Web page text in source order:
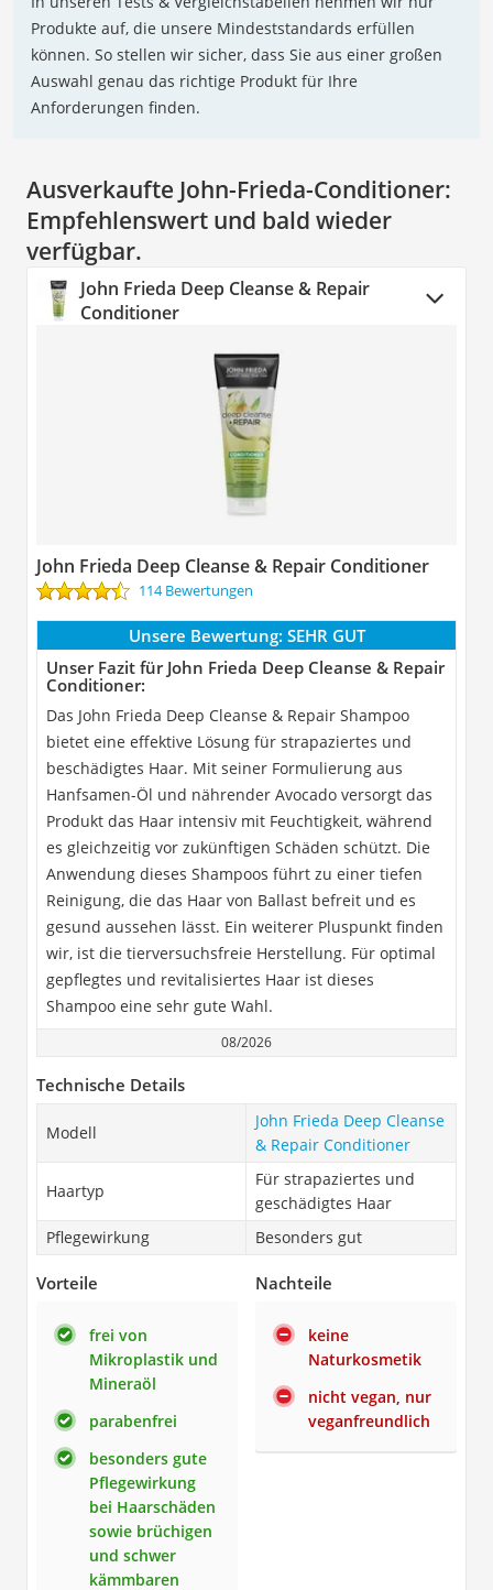
Produkte auf, die unsere Mindeststandards erfüllen
können. So stellen wir sicher, dass Sie aus einer großen
Auswahl genau das richtige Produkt für Ihre
Anforderungen finden.
Ausverkaufte John-Frieda-Conditioner:
Empfehlenswert und bald wieder
verfügbar.
John Frieda Deep Cleanse & Repair
Conditioner
John Frieda Deep Cleanse & Repair Conditioner
114 Bewertungen
Unsere Bewertung: SEHR GUT
Unser Fazit für John Frieda Deep Cleanse & Repair
Conditioner:
Das John Frieda Deep Cleanse & Repair Shampoo
bietet eine effektive Lösung für strapaziertes und
beschädigtes Haar. Mit seiner Formulierung aus
Hanfsamen-Öl und nährender Avocado versorgt das
Produkt das Haar intensiv mit Feuchtigkeit, während
es gleichzeitig vor zukünftigen Schäden schützt. Die
Anwendung dieses Shampoos führt zu einer tiefen
Reinigung, die das Haar von Ballast befreit und es
gesund aussehen lässt. Ein weiterer Pluspunkt finden
wir, ist die tierversuchsfreie Herstellung. Für optimal
gepflegtes und revitalisiertes Haar ist dieses
Shampoo eine sehr gute Wahl.
08/2026
Technische Details
Modell
John Frieda Deep Cleanse
& Repair Conditioner
Haartyp
Für strapaziertes und
geschädigtes Haar
Pflegewirkung
Besonders gut
Vorteile
frei von
Mikroplastik und
Mineraöl
parabenfrei
besonders gute
Pflegewirkung
bei Haarschäden
sowie brüchigen
und schwer
kämmbaren
Nachteile
keine
Naturkosmetik
nicht vegan, nur
veganfreundlich